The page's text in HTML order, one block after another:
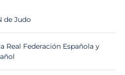
de Judo
Real Federación Española y